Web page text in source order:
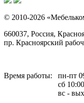
© 2010-2026
660037, Россия,
пр. Красноярский
Время работы:
пн-пт
сб
вс -